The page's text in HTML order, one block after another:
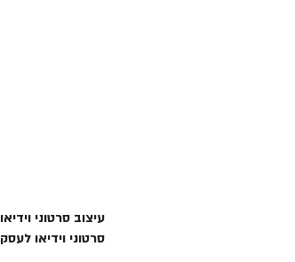
עיצוב סרטוני וידיאו
סרטוני וידיאו לעסק